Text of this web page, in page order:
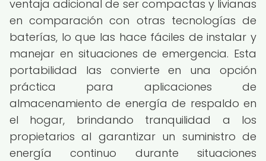
ventaja adicional de ser compactas y livianas
en comparación con otras tecnologías de
baterías, lo que las hace fáciles de instalar y
manejar en situaciones de emergencia. Esta
portabilidad las convierte en una opción
práctica para aplicaciones de
almacenamiento de energía de respaldo en
el hogar, brindando tranquilidad a los
propietarios al garantizar un suministro de
energía continuo durante situaciones